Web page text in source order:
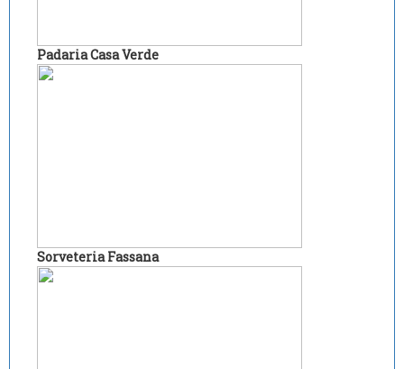
Padaria Casa Verde
Sorveteria Fassana